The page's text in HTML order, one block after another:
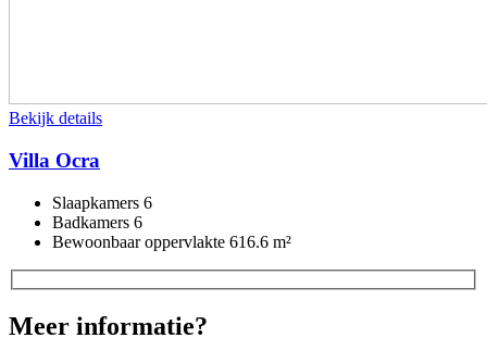
Bekijk details
Villa Ocra
Slaapkamers 6
Badkamers 6
Bewoonbaar oppervlakte 616.6 m²
Meer informatie?